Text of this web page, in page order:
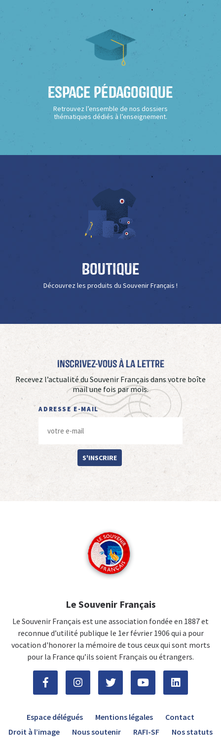
Espace Pédagogique
Retrouvez l’ensemble de nos dossiers
thématiques dédiés à l’enseignement.
Boutique
Découvrez les produits du Souvenir Français !
Inscrivez-vous à La Lettre
Recevez l’actualité du Souvenir Français dans votre boîte
mail une fois par mois.
ADRESSE E-MAIL
S'INSCRIRE
Le Souvenir Français
Le Souvenir Français est une association fondée en 1887 et
reconnue d’utilité publique le 1er février 1906 qui a pour
vocation d'honorer la mémoire de tous ceux qui sont morts
pour la France qu’ils soient Français ou étrangers.
Espace délégués Mentions légales
Contact
Droit à l’image
Nous soutenir RAFI-SF Nos statuts